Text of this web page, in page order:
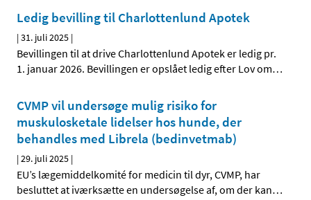
Ledig bevilling til Charlottenlund Apotek
|31. juli 2025 |
Bevillingen til at drive Charlottenlund Apotek er ledig pr.
1. januar 2026. Bevillingen er opslået ledig efter Lov om…
CVMP vil undersøge mulig risiko for
muskulosketale lidelser hos hunde, der
behandles med Librela (bedinvetmab)
|29. juli 2025 |
EU’s lægemiddelkomité for medicin til dyr, CVMP, har
besluttet at iværksætte en undersøgelse af, om der kan…